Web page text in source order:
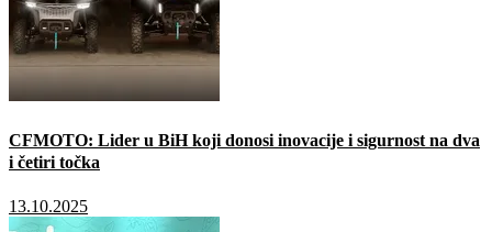
CFMOTO: Lider u BiH koji donosi inovacije i sigurnost na dva
i četiri točka
13.10.2025